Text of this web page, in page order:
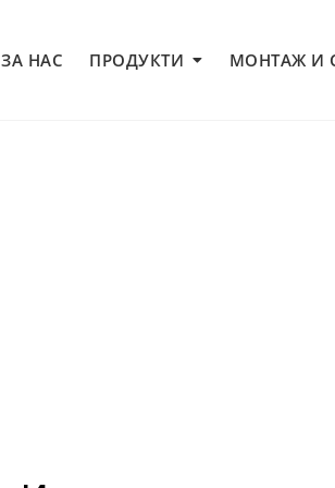
ЗА НАС ПРОДУКТИ МОНТАЖ И